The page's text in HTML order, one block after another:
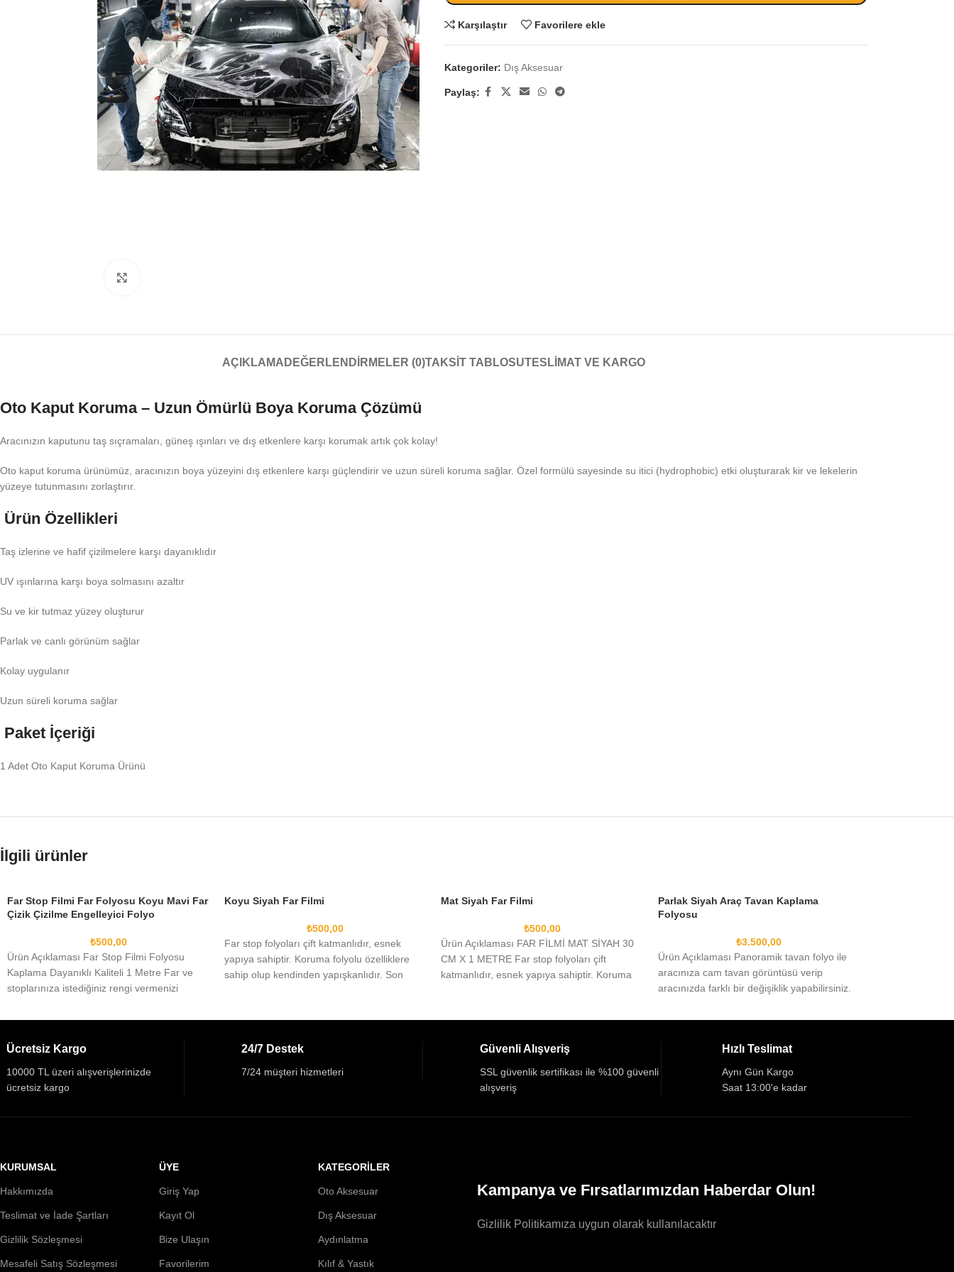
Karşılaştır Favorilere ekle
Kategoriler: Dış Aksesuar
Paylaş:
AÇIKLAMA DEĞERLENDIRMELER (0)TAKSIT TABLOSUTESLIMAT VE KARGO
Oto Kaput Koruma – Uzun Ömürlü Boya Koruma Çözümü
Aracınızın kaputunu taş sıçramaları, güneş ışınları ve dış etkenlere karşı korumak artık çok kolay!
Oto kaput koruma ürünümüz, aracınızın boya yüzeyini dış etkenlere karşı güçlendirir ve uzun süreli koruma sağlar. Özel formülü sayesinde su itici (hydrophobic) etki oluşturarak kir ve lekelerin
yüzeye tutunmasını zorlaştırır.
Ürün Özellikleri
Taş izlerine ve hafif çizilmelere karşı dayanıklıdır
UV ışınlarına karşı boya solmasını azaltır
Su ve kir tutmaz yüzey oluşturur
Parlak ve canlı görünüm sağlar
Kolay uygulanır
Uzun süreli koruma sağlar
Paket İçeriği
1 Adet Oto Kaput Koruma Ürünü
İlgili ürünler
Far Stop Filmi Far Folyosu Koyu Mavi Far
Çizik Çizilme Engelleyici Folyo
₺500,00
Ürün Açıklaması Far Stop Filmi Folyosu
Kaplama Dayanıklı Kaliteli 1 Metre Far ve
stoplarınıza istediğiniz rengi vermenizi
Koyu Siyah Far Filmi
₺500,00
Far stop folyoları çift katmanlıdır, esnek
yapıya sahiptir. Koruma folyolu özelliklere
sahip olup kendinden yapışkanlıdır. Son
Mat Siyah Far Filmi
₺500,00
Ürün Açıklaması FAR FİLMİ MAT SİYAH 30
CM X 1 METRE Far stop folyoları çift
katmanlıdır, esnek yapıya sahiptir. Koruma
Parlak Siyah Araç Tavan Kaplama
Folyosu
₺3.500,00
Ürün Açıklaması Panoramik tavan folyo ile
aracınıza cam tavan görüntüsü verip
aracınızda farklı bir değişiklik yapabilirsiniz.
Ücretsiz Kargo
10000 TL üzeri alışverişlerinizde
ücretsiz kargo
24/7 Destek
7/24 müşteri hizmetleri
Güvenli Alışveriş
SSL güvenlik sertifikası ile %100 güvenli
alışveriş
Hızlı Teslimat
Aynı Gün Kargo
Saat 13:00'e kadar
KURUMSAL
Hakkımızda
Teslimat ve İade Şartları
Gizlilik Sözleşmesi
Mesafeli Satış Sözleşmesi
ÜYE
Giriş Yap
Kayıt Ol
Bize Ulaşın
Favorilerim
KATEGORİLER
Oto Aksesuar
Dış Aksesuar
Aydınlatma
Kılıf & Yastık
Kampanya ve Fırsatlarımızdan Haberdar Olun!
Gizlilik Politikamıza uygun olarak kullanılacaktır